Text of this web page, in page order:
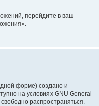
перейдите в ваш
форме) создано и
на условиях GNU General
распространяться.